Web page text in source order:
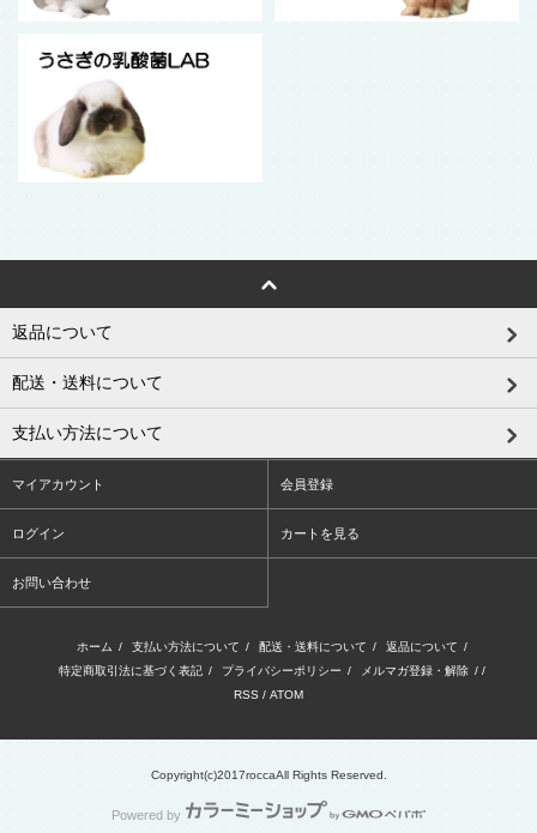
返品について
配送・送料について
支払い方法について
マイアカウント 会員登録
ログイン カートを見る
お問い合わせ
ホーム / 支払い方法について / 配送・送料について / 返品について /
特定商取引法に基づく表記 / プライバシーポリシー / メルマガ登録・解除 / /
RSS / ATOM
Copyright(c)2017roccaAll Rights Reserved.
Powered by